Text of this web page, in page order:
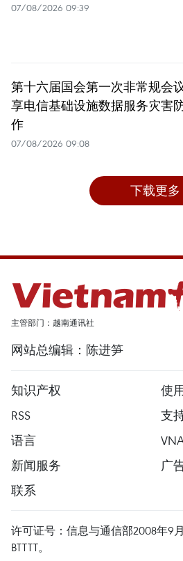
07/08/2026 09:39
第十六届国会第一次非常规会
享电信基础设施数据服务灾害
作
07/08/2026 09:08
下载更多
主管部门：越南通讯社
网站总编辑：陈进笋
知识产权
使
RSS
支
语言
新闻服务
广
联系
许可证号：信息与通信部2008年9月
BTTTT。